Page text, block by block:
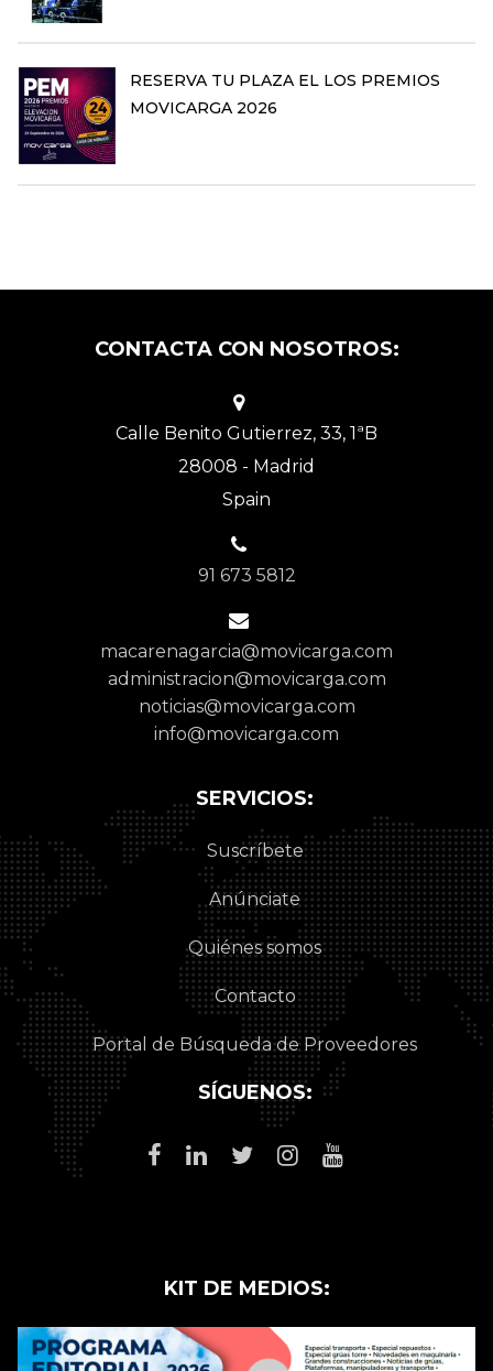
RESERVA TU PLAZA EL LOS PREMIOS
MOVICARGA 2026
CONTACTA CON NOSOTROS:
Calle Benito Gutierrez, 33, 1ªB
28008 - Madrid
Spain
91 673 5812
macarenagarcia@movicarga.com
administracion@movicarga.com
noticias@movicarga.com
info@movicarga.com
SERVICIOS:
Suscríbete
Anúnciate
Quiénes somos
Contacto
Portal de Búsqueda de Proveedores
SÍGUENOS:
KIT DE MEDIOS: